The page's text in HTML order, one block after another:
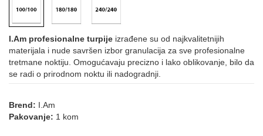
I.Am profesionalne turpije izrađene su od najkvalitetnijih
materijala i nude savršen izbor granulacija za sve profesionalne
tretmane noktiju. Omogućavaju precizno i lako oblikovanje, bilo da
se radi o prirodnom noktu ili nadogradnji.
Brend: I.Am
Pakovanje: 1 kom